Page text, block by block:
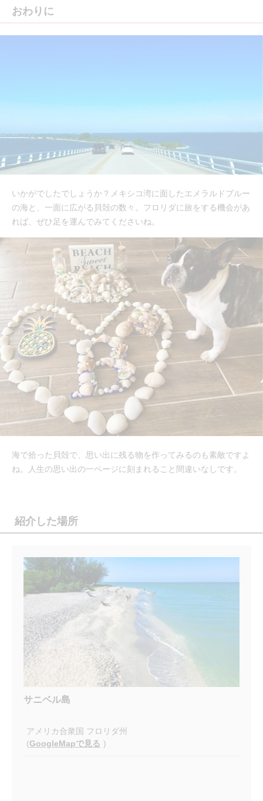
おわりに
いかがでしたでしょうか？メキシコ湾に面したエメラルドブルー
の海と、一面に広がる貝殻の数々。フロリダに旅をする機会があ
れば、ぜひ足を運んでみてくださいね。
海で拾った貝殻で、思い出に残る物を作ってみるのも素敵ですよ
ね。人生の思い出の一ページに刻まれること間違いなしです。
紹介した場所
サニベル島
アメリカ合衆国 フロリダ州
(GoogleMapで見る )